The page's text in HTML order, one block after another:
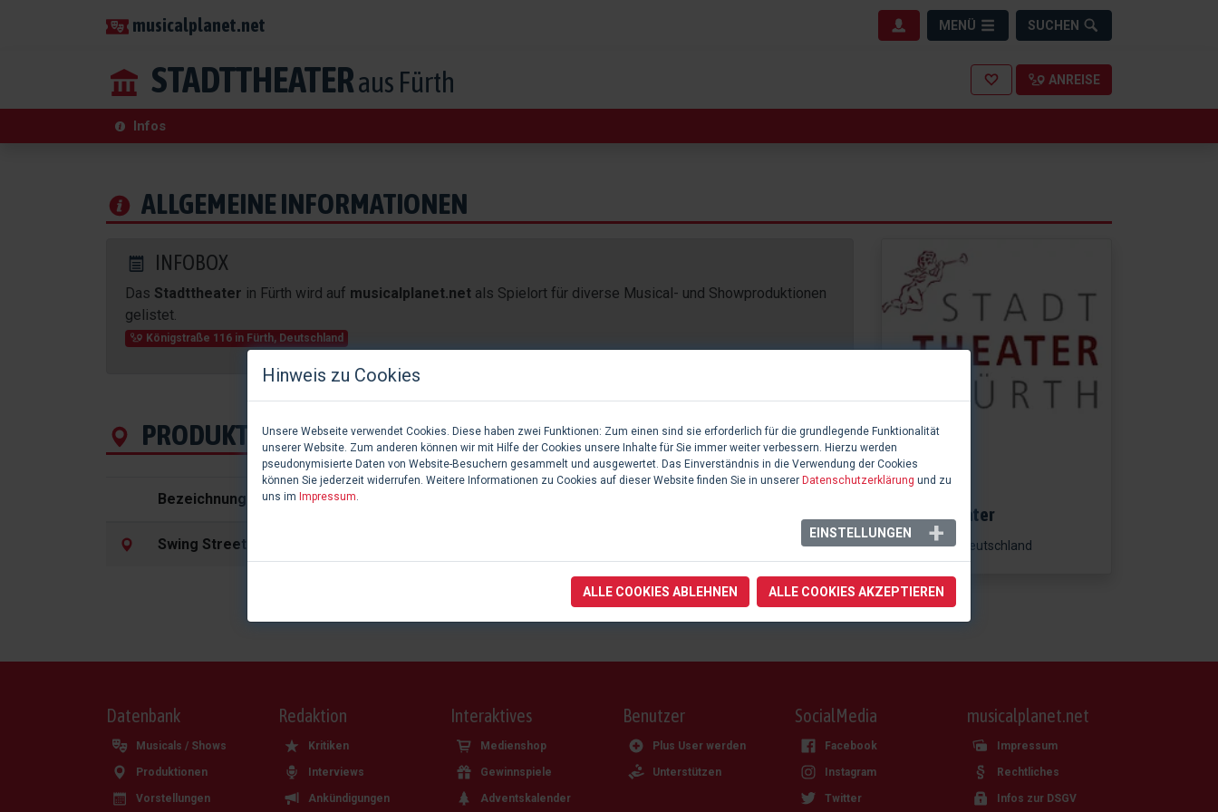
musicalplanet.net MENÜ SUCHEN
STADTTHEATERaus Fürth ANREISE
Infos
ALLGEMEINE INFORMATIONEN
INFOBOX
Das Stadttheater in Fürth wird auf musicalplanet.net als Spielort für diverse Musical- und Showproduktionen
gelistet.
Königstraße 116in Fürth, Deutschland
PRODUKTIONEN
Bezeichnung
Swing Street
Stadttheater
Fürth, Deutschland
Datenbank
Musicals / Shows
Produktionen
Vorstellungen
Redaktion
Kritiken
Interviews
Ankündigungen
Interaktives
Medienshop
Gewinnspiele
Adventskalender
Benutzer
Plus User werden
Unterstützen
SocialMedia
Facebook
Instagram
Twitter
musicalplanet.net
Impressum
Rechtliches
Infos zur DSGV
Hinweis zu Cookies
Unsere Webseite verwendet Cookies. Diese haben zwei Funktionen: Zum einen sind sie erforderlich für die grundlegende Funktionalität
unserer Website. Zum anderen können wir mit Hilfe der Cookies unsere Inhalte für Sie immer weiter verbessern. Hierzu werden
pseudonymisierte Daten von Website-Besuchern gesammelt und ausgewertet. Das Einverständnis in die Verwendung der Cookies
können Sie jederzeit widerrufen. Weitere Informationen zu Cookies auf dieser Website finden Sie in unserer Datenschutzerklärung und zu
uns im Impressum.
EINSTELLUNGEN
ALLE COOKIES ABLEHNEN ALLE COOKIES AKZEPTIEREN